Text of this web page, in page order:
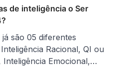
de inteligência o Ser
são 05 diferentes
Racional, QI ou
Inteligência Emocional,…